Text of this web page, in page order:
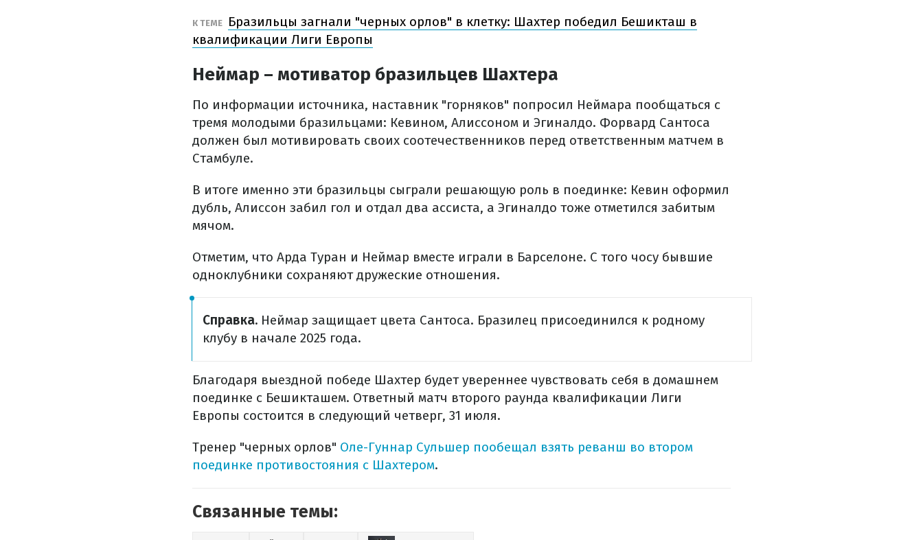
К ТЕМЕ
Бразильцы загнали "черных орлов" в клетку: Шахтер победил Бешикташ в
квалификации Лиги Европы
Неймар – мотиватор бразильцев Шахтера
По информации источника, наставник "горняков" попросил Неймара пообщаться с
тремя молодыми бразильцами: Кевином, Алиссоном и Эгиналдо. Форвард Сантоса
должен был мотивировать своих соотечественников перед ответственным матчем в
Стамбуле.
В итоге именно эти бразильцы сыграли решающую роль в поединке: Кевин оформил
дубль, Алиссон забил гол и отдал два ассиста, а Эгиналдо тоже отметился забитым
мячом.
Отметим, что Арда Туран и Неймар вместе играли в Барселоне. С того чосу бывшие
одноклубники сохраняют дружеские отношения.
Справка. Неймар защищает цвета Сантоса. Бразилец присоединился к родному
клубу в начале 2025 года.
Благодаря выездной победе Шахтер будет увереннее чувствовать себя в домашнем
поединке с Бешикташем. Ответный матч второго раунда квалификации Лиги
Европы состоится в следующий четверг, 31 июля.
Тренер "черных орлов" Оле-Гуннар Сульшер пообещал взять реванш во втором
поединке противостояния с Шахтером.
Связанные темы: